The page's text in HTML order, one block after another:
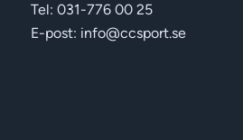
Tel: 031-776 00 25
E-post: info@ccsport.se